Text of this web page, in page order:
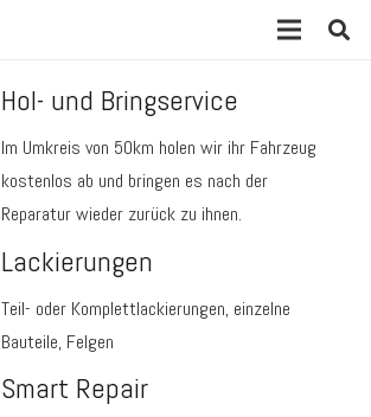
Hol- und Bringservice
Im Umkreis von 50km holen wir ihr Fahrzeug
kostenlos ab und bringen es nach der
Reparatur wieder zurück zu ihnen.
Lackierungen
Teil- oder Komplettlackierungen, einzelne
Bauteile, Felgen
Smart Repair